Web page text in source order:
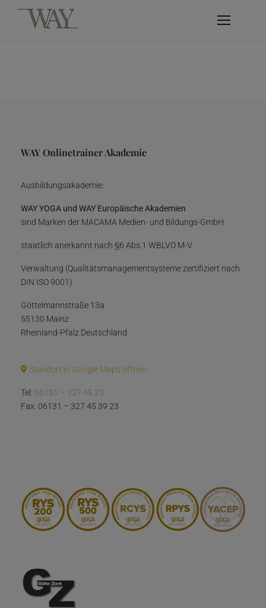
WAY Onlinetrainer Akademie
Ausbildungsakademie:
WAY YOGA und WAY Europäische Akademien
sind Marken der MACAMA Medien- und Bildungs-GmbH
staatlich anerkannt nach §6 Abs.1 WBLVO M-V.
Verwaltung (Qualitätsmanagementsysteme zertifiziert nach
DIN ISO 9001)
Göttelmannstraße 13a
55130 Mainz
Rheinland-Pfalz Deutschland
Standort in Google Maps öffnen
Tel: 06131 – 327 45 23
Fax: 06131 – 327 45 39 23